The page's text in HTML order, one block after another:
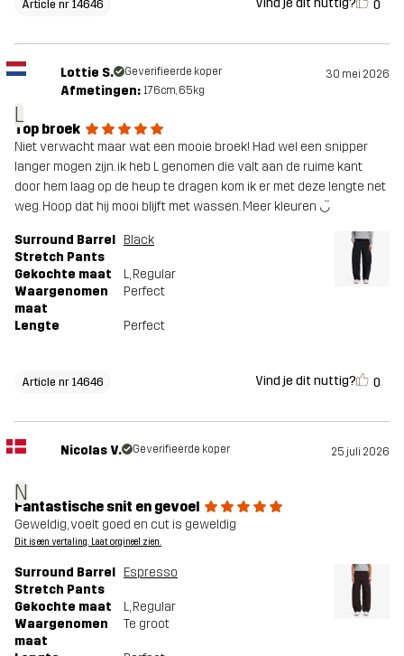
Article nr 14646 Vind je dit nuttig? 0
L
Lottie S. Geverifieerde koper 30 mei 2026
Afmetingen: 176cm, 65kg
Top broek
Niet verwacht maar wat een mooie broek! Had wel een snipper
langer mogen zijn. ik heb L genomen die valt aan de ruime kant
door hem laag op de heup te dragen kom ik er met deze lengte net
weg. Hoop dat hij mooi blijft met wassen. Meer kleuren ◡̈
Surround Barrel
Stretch Pants
Black
Gekochte maat L, Regular
Waargenomen
maat
Perfect
Lengte Perfect
Article nr 14646 Vind je dit nuttig? 0
N
Nicolas V. Geverifieerde koper 25 juli 2026
Fantastische snit en gevoel
Geweldig, voelt goed en cut is geweldig
Dit is een vertaling. Laat orgineel zien.
Surround Barrel
Stretch Pants
Espresso
Gekochte maat L, Regular
Waargenomen
maat
Te groot